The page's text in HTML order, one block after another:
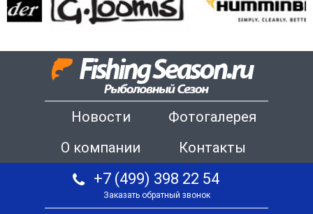
Новости
Фотогалерея
О компании
Контакты
+7 (499) 398 22 54
Заказать обратный звонок